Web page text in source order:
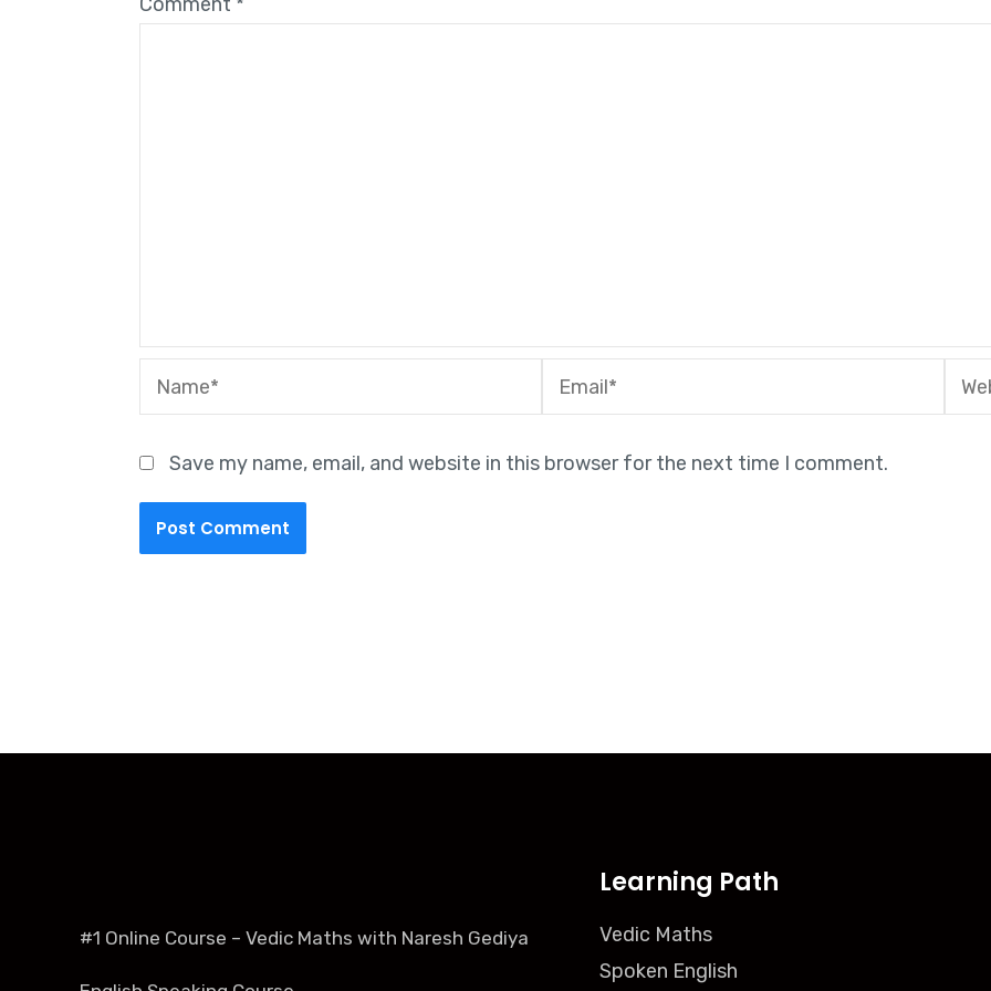
Name* Email*
Save my name, email, and website in this browser for the next time I comment.
#1 Online Course – Vedic Maths with Naresh Gediya
Learning Path
Vedic Maths
Spoken English